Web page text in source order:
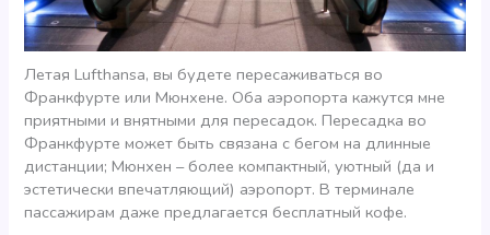
Летая Lufthansa, вы будете пересаживаться во
Франкфурте или Мюнхене. Оба аэропорта кажутся мне
приятными и внятными для пересадок. Пересадка во
Франкфурте может быть связана с бегом на длинные
дистанции; Мюнхен – более компактный, уютный (да и
эстетически впечатляющий) аэропорт. В терминале
пассажирам даже предлагается бесплатный кофе.